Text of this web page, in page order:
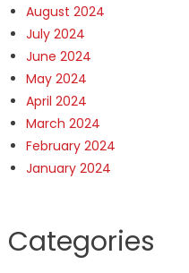
August 2024
July 2024
June 2024
May 2024
April 2024
March 2024
February 2024
January 2024
Categories